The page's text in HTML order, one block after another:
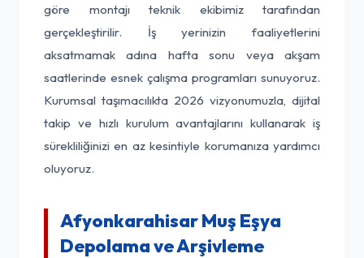
göre montajı teknik ekibimiz tarafından
gerçekleştirilir. İş yerinizin faaliyetlerini
aksatmamak adına hafta sonu veya akşam
saatlerinde esnek çalışma programları sunuyoruz.
Kurumsal taşımacılıkta 2026 vizyonumuzla, dijital
takip ve hızlı kurulum avantajlarını kullanarak iş
sürekliliğinizi en az kesintiyle korumanıza yardımcı
oluyoruz.
Afyonkarahisar Muş Eşya
Depolama ve Arşivleme